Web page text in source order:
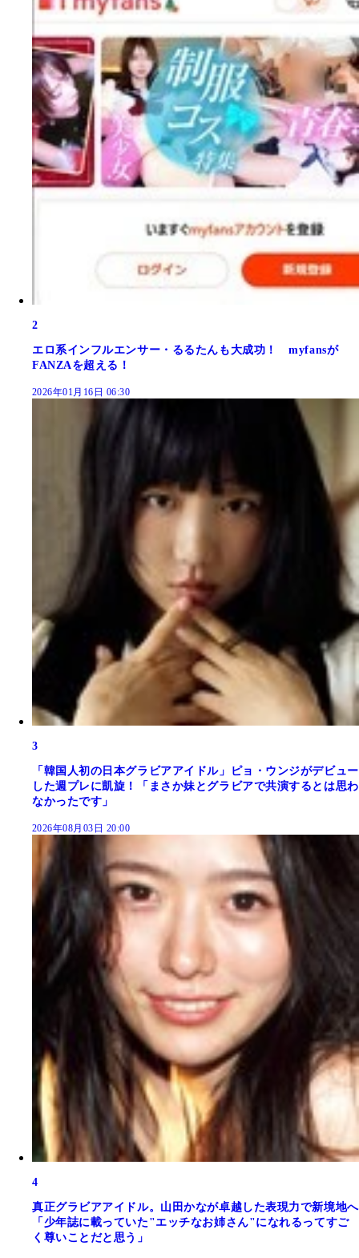
2
エロ系インフルエンサー・るるたんも大成功！ myfansが
FANZAを超える！
2026年01月16日 06:30
3
「韓国人初の日本グラビアアイドル」ピョ・ウンジがデビュー
した週プレに凱旋！「まさか妹とグラビアで共演するとは思わ
なかったです」
2026年08月03日 20:00
4
真正グラビアアイドル。山田かなが卓越した表現力で新境地へ
「少年誌に載っていた"エッチなお姉さん"になれるってすご
く尊いことだと思う」